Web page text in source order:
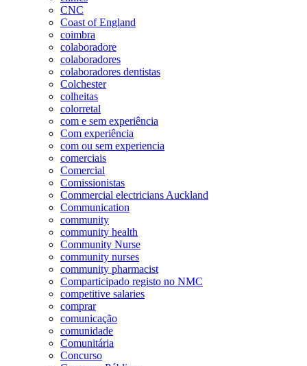
CNC
Coast of England
coimbra
colaboradore
colaboradores
colaboradores dentistas
Colchester
colheitas
colorretal
com e sem experiência
Com experiência
com ou sem experiencia
comerciais
Comercial
Comissionistas
Commercial electricians Auckland
Communication
community
community health
Community Nurse
community nurses
community pharmacist
Comparticipado registo no NMC
competitive salaries
comprar
comunicação
comunidade
Comunitária
Concurso